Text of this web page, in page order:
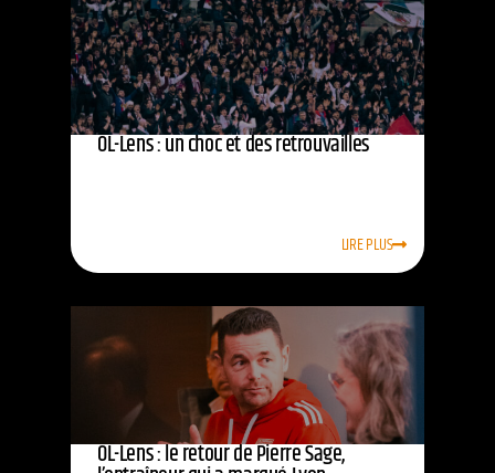
OL-Lens : un choc et des retrouvailles
LIRE PLUS
OL-Lens : le retour de Pierre Sage,